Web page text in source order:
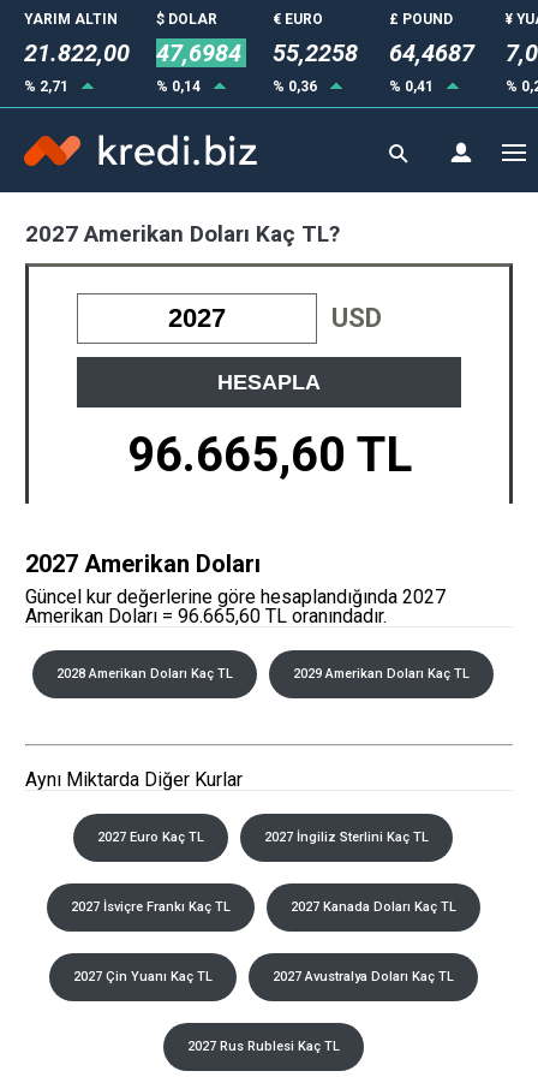
YARIM ALTIN
21.822,00
% 2,71
$ DOLAR
47,6984
% 0,14
€ EURO
55,2258
% 0,36
£ POUND
64,4687
% 0,41
¥
%
2027 Amerikan Doları Kaç TL?
USD
HESAPLA
96.665,60 TL
2027 Amerikan Doları
Güncel kur değerlerine göre hesaplandığında 2027
Amerikan Doları = 96.665,60 TL oranındadır.
2028 Amerikan Doları Kaç TL 2029 Amerikan Doları Kaç TL
Aynı Miktarda Diğer Kurlar
2027 Euro Kaç TL 2027 İngiliz Sterlini Kaç TL
2027 İsviçre Frankı Kaç TL 2027 Kanada Doları Kaç TL
2027 Çin Yuanı Kaç TL 2027 Avustralya Doları Kaç TL
2027 Rus Rublesi Kaç TL